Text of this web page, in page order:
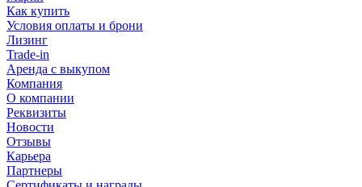
Как купить
Условия оплаты и брони
Лизинг
Trade-in
Аренда с выкупом
Компания
О компании
Реквизиты
Новости
Отзывы
Карьера
Партнеры